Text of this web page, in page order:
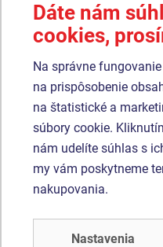
opatrený protišmykom,
farebnou stálosťou,
pozinkovaný alebo nerezový.
Produkt - SDO-8007K-10
Chodník zručnosti -
Novinka
Dáte nám
cookies,
Na správne
na prispôsobenie
na štatistické a
súbory cookie.
nám udelíte súhlas s
my vám poskytneme
nakupovania.
Nastavenia